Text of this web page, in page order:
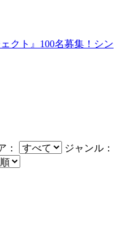
クト』100名募集！シン
：
ジャンル：